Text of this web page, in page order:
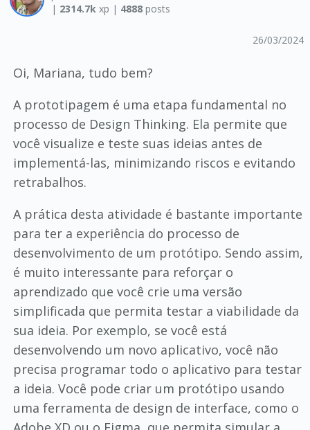
| 2314.7kxp | 4888posts
26/03/2024
Oi, Mariana, tudo bem?
A prototipagem é uma etapa fundamental no
processo de Design Thinking. Ela permite que
você visualize e teste suas ideias antes de
implementá-las, minimizando riscos e evitando
retrabalhos.
A prática desta atividade é bastante importante
para ter a experiência do processo de
desenvolvimento de um protótipo. Sendo assim,
é muito interessante para reforçar o
aprendizado que você crie uma versão
simplificada que permita testar a viabilidade da
sua ideia. Por exemplo, se você está
desenvolvendo um novo aplicativo, você não
precisa programar todo o aplicativo para testar
a ideia. Você pode criar um protótipo usando
uma ferramenta de design de interface, como o